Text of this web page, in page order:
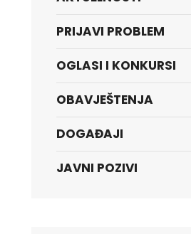
PRIJAVI PROBLEM
OGLASI I KONKURSI
OBAVJEŠTENJA
DOGAĐAJI
JAVNI POZIVI